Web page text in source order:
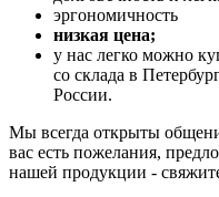
эргономичность
низкая цена;
у нас легко можно
со склада в
России.
Мы всегда открыты
вас есть пожелания,
нашей продукции -